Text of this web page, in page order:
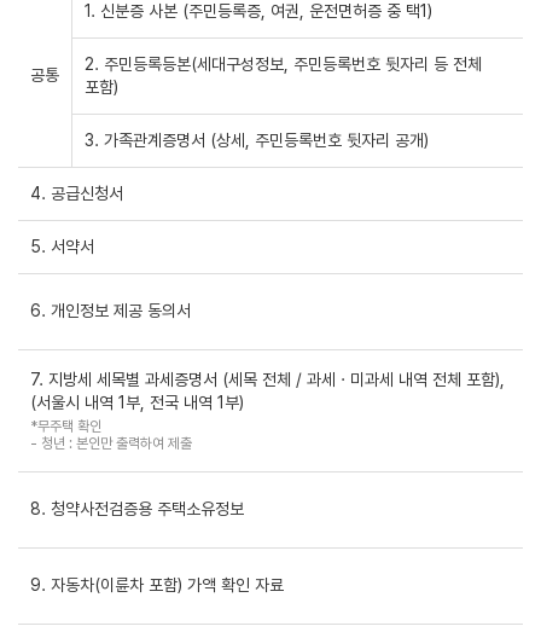
공통
1. 신분증 사본 (주민등록증, 여권, 운전면허증 중 택1)
2. 주민등록등본(세대구성정보, 주민등록번호 뒷자리 등 전체
포함)
3. 가족관계증명서 (상세, 주민등록번호 뒷자리 공개)
4. 공급신청서
5. 서약서
6. 개인정보 제공 동의서
7. 지방세 세목별 과세증명서 (세목 전체 / 과세 · 미과세 내역 전체 포함),
(서울시 내역 1부, 전국 내역 1부)
*무주택 확인
- 청년 : 본인만 출력하여 제출
8. 청약사전검증용 주택소유정보
9. 자동차(이륜차 포함) 가액 확인 자료